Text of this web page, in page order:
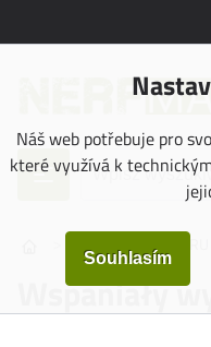
Náš web potřebuje pro
které využívá k
ASYSTENT WYBORU
Wspaniały